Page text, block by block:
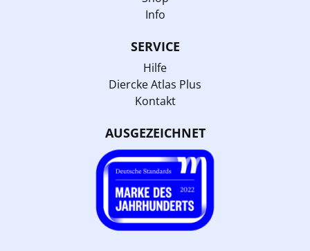
Info
SERVICE
Hilfe
Diercke Atlas Plus
Kontakt
AUSGEZEICHNET